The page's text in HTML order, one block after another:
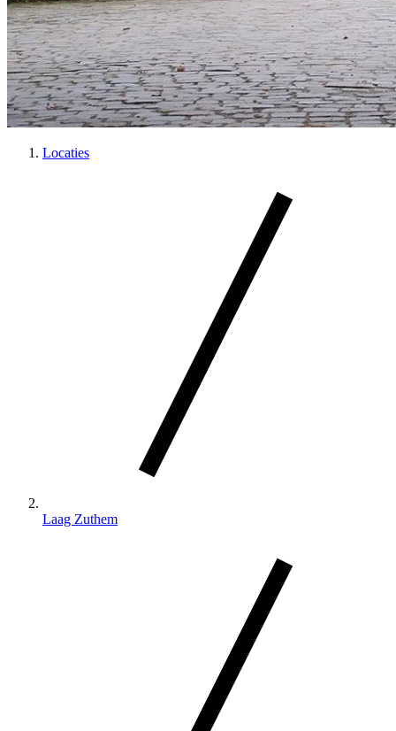
Locaties
Laag Zuthem